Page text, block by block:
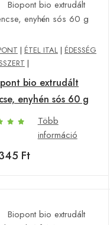
| ÉTEL ITAL | ÉDESSÉG
|
bio extrudált
enyhén sós 60 g
Több
információ
Ft